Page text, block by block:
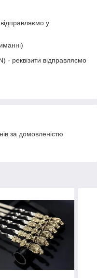
у
- реквізити відправляємо
за домовленістю